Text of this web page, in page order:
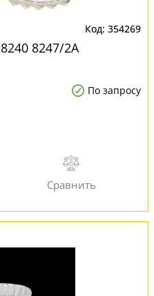
354269
8247/2A
По запросу